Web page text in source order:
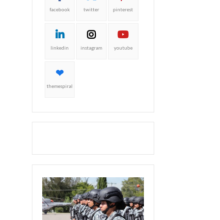
facebook twitter pinterest
linkedin instagram youtube
themespiral